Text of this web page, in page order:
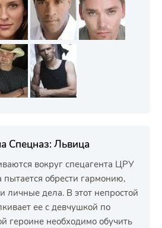
Спецназ: Львица
вокруг спецагента ЦРУ
обрести гармонию,
личные дела. В этот непростой
ее с девчушкой по
героине необходимо обучить